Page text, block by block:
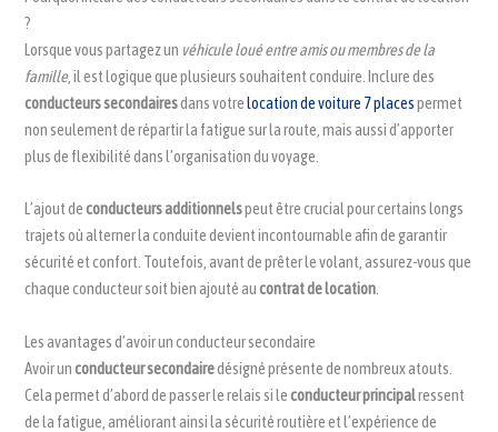
?
Lorsque vous partagez un véhicule loué entre amis ou membres de la
famille, il est logique que plusieurs souhaitent conduire. Inclure des
conducteurs secondairesdans votrelocation de voiture 7 placespermet
non seulement de répartir la fatigue sur la route, mais aussi d’apporter
plus de flexibilité dans l’organisation du voyage.
L’ajout deconducteurs additionnelspeut être crucial pour certains longs
trajets où alterner la conduite devient incontournable afin de garantir
sécurité et confort. Toutefois, avant de prêter le volant, assurez-vous que
chaque conducteur soit bien ajouté aucontrat de location
Les avantages d’avoir un conducteur secondaire
Avoir unconducteur secondairedésigné présente de nombreux atouts.
Cela permet d’abord de passer le relais si leconducteur principalressent
de la fatigue, améliorant ainsi la sécurité routière et l’expérience de